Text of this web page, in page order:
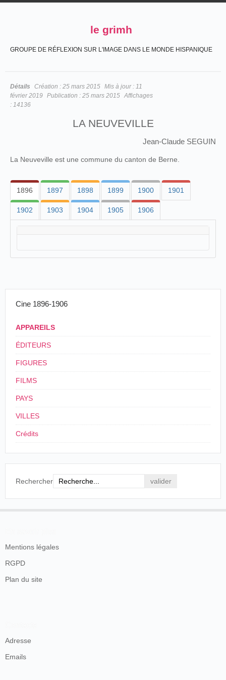
le grimh
GROUPE DE RÉFLEXION SUR L'IMAGE DANS LE MONDE HISPANIQUE
Détails Création : 25 mars 2015 Mis à jour : 11
février 2019 Publication : 25 mars 2015 Affichages
: 14136
LA NEUVEVILLE
Jean-Claude SEGUIN
La Neuveville est une commune du canton de Berne.
1896 1897 1898 1899 1900 1901
1902 1903 1904 1905 1906
Cine 1896-1906
APPAREILS
ÉDITEURS
FIGURES
FILMS
PAYS
VILLES
Crédits
Rechercher
Mentions légales
RGPD
Plan du site
Adresse
Emails